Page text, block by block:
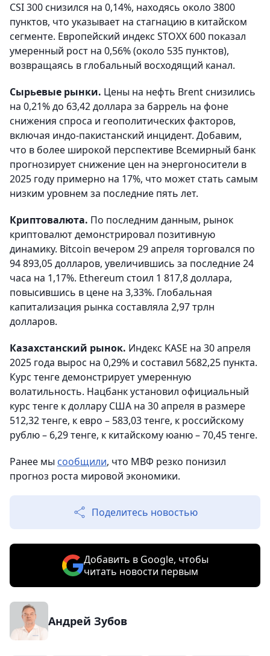
CSI 300 снизился на 0,14%, находясь около 3800
пунктов, что указывает на стагнацию в китайском
сегменте. Европейский индекс STOXX 600 показал
умеренный рост на 0,56% (около 535 пунктов),
возвращаясь в глобальный восходящий канал.
Сырьевые рынки. Цены на нефть Brent снизились
на 0,21% до 63,42 доллара за баррель на фоне
снижения спроса и геополитических факторов,
включая индо-пакистанский инцидент. Добавим,
что в более широкой перспективе Всемирный банк
прогнозирует снижение цен на энергоносители в
2025 году примерно на 17%, что может стать самым
низким уровнем за последние пять лет.
Криптовалюта. По последним данным, рынок
криптовалют демонстрировал позитивную
динамику. Bitcoin вечером 29 апреля торговался по
94 893,05 долларов, увеличившись за последние 24
часа на 1,17%. Ethereum стоил 1 817,8 доллара,
повысившись в цене на 3,33%. Глобальная
капитализация рынка составляла 2,97 трлн
долларов.
Казахстанский рынок. Индекс KASE на 30 апреля
2025 года вырос на 0,29% и составил 5682,25 пункта.
Курс тенге демонстрирует умеренную
волатильность. Нацбанк установил официальный
курс тенге к доллару США на 30 апреля в размере
512,32 тенге, к евро – 583,03 тенге, к российскому
рублю – 6,29 тенге, к китайскому юаню – 70,45 тенге.
Ранее мы сообщили, что МВФ резко понизил
прогноз роста мировой экономики.
Поделитесь новостью
Добавить в Google, чтобы
читать новости первым
Андрей Зубов